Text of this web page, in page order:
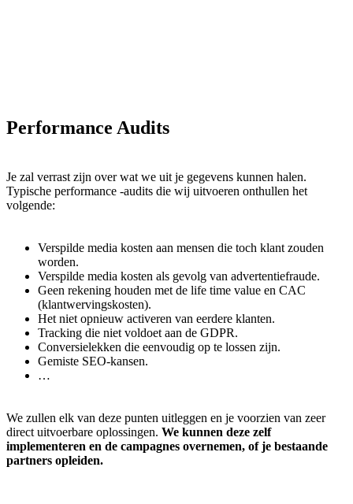
Performance Audits
Je zal verrast zijn over wat we uit je gegevens kunnen halen.
Typische performance -audits die wij uitvoeren onthullen het
volgende:
Verspilde media kosten aan mensen die toch klant zouden
worden.
Verspilde media kosten als gevolg van advertentiefraude.
Geen rekening houden met de life time value en CAC
(klantwervingskosten).
Het niet opnieuw activeren van eerdere klanten.
Tracking die niet voldoet aan de GDPR.
Conversielekken die eenvoudig op te lossen zijn.
Gemiste SEO-kansen.
…
We zullen elk van deze punten uitleggen en je voorzien van zeer
direct uitvoerbare oplossingen. We kunnen deze zelf
implementeren en de campagnes overnemen, of je bestaande
partners opleiden.